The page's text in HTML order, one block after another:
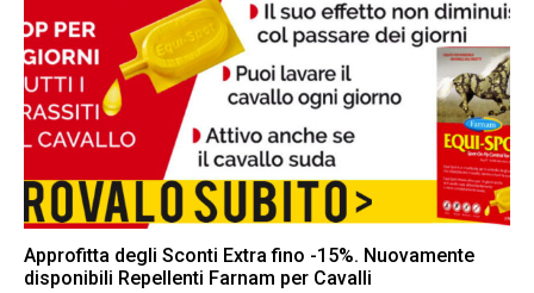
Approfitta degli Sconti Extra fino -15%. Nuovamente
disponibili Repellenti Farnam per Cavalli